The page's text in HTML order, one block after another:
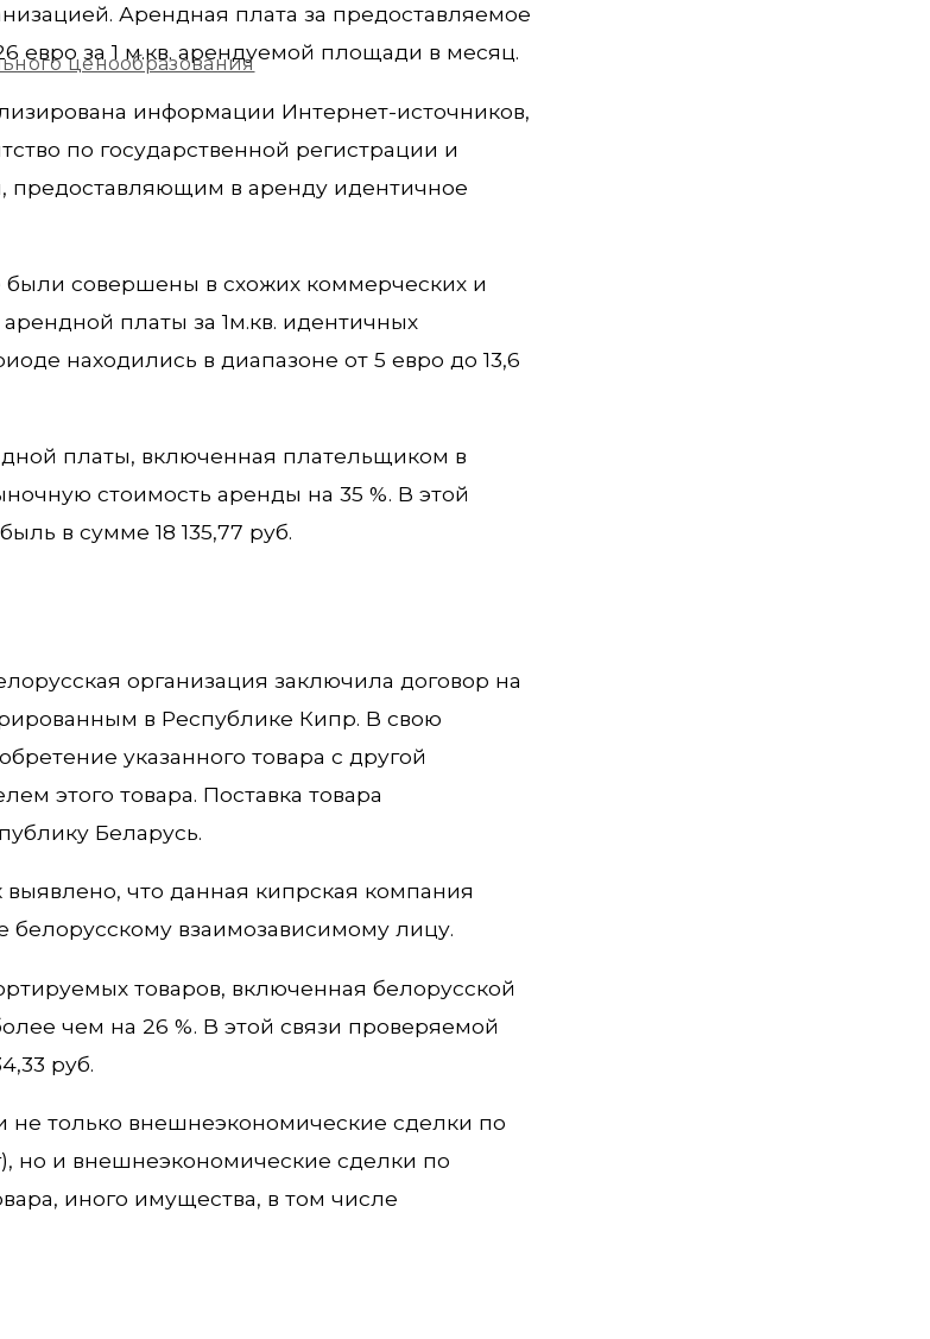
ценообразования
Арендная плата за предоставляемое
евро за 1 м.кв. арендуемой площади в месяц.
информации Интернет-источников,
по государственной регистрации и
предоставляющим в аренду идентичное
совершены в схожих коммерческих и
платы за 1м.кв. идентичных
находились в диапазоне от 5 евро до 13,6
платы, включенная плательщиком в
стоимость аренды на 35 %. В этой
в сумме 18 135,77 руб.
организация заключила договор на
в Республике Кипр. В свою
указанного товара с другой
этого товара. Поставка товара
Беларусь.
что данная кипрская компания
белорусскому взаимозависимому лицу.
товаров, включенная белорусской
чем на 26 %. В этой связи проверяемой
руб.
только внешнеэкономические сделки по
но и внешнеэкономические сделки по
иного имущества, в том числе